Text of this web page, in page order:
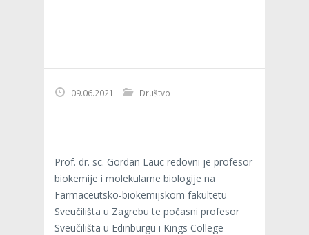
09.06.2021 Društvo
Prof. dr. sc. Gordan Lauc redovni je profesor
biokemije i molekularne biologije na
Farmaceutsko-biokemijskom fakultetu
Sveučilišta u Zagrebu te počasni profesor
Sveučilišta u Edinburgu i Kings College